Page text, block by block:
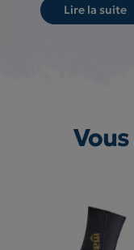
Lire la suite